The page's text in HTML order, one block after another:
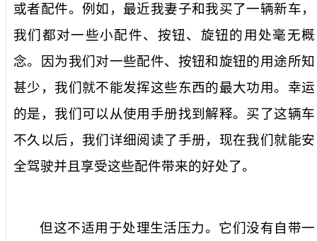
或者配件。例如，最近我妻子和我买了一辆新车，
我们都对一些小配件、按钮、旋钮的用处毫无概
念。因为我们对一些配件、按钮和旋钮的用途所知
甚少，我们就不能发挥这些东西的最大功用。幸运
的是，我们可以从使用手册找到解释。买了这辆车
不久以后，我们详细阅读了手册，现在我们就能安
全驾驶并且享受这些配件带来的好处了。
但这不适用于处理生活压力。它们没有自带一